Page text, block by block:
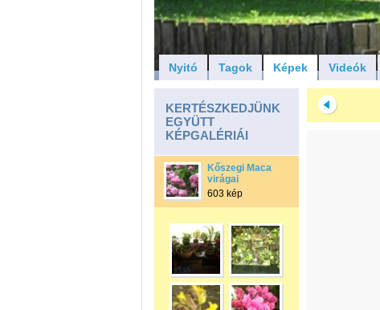
Nyitó Tagok Képek Videók
KERTÉSZKEDJÜNK
EGYÜTT
KÉPGALÉRIÁI
Kőszegi Maca
virágai
603 kép